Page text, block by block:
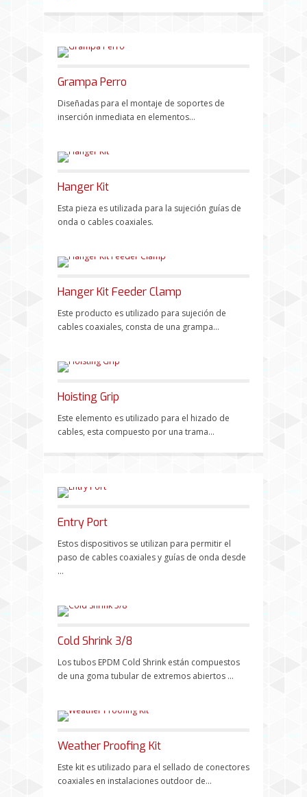
Grampa Perro
Diseñadas para el montaje de soportes de
inserción inmediata en elementos...
Hanger Kit
Esta pieza es utilizada para la sujeción guías de
onda o cables coaxiales.
Hanger Kit Feeder Clamp
Este producto es utilizado para sujeción de
cables coaxiales, consta de una grampa...
Hoisting Grip
Este elemento es utilizado para el hizado de
cables, esta compuesto por una trama...
Entry Port
Estos dispositivos se utilizan para permitir el
paso de cables coaxiales y guías de onda desde
...
Cold Shrink 3/8
Los tubos EPDM Cold Shrink están compuestos
de una goma tubular de extremos abiertos ...
Weather Proofing Kit
Este kit es utilizado para el sellado de conectores
coaxiales en instalaciones outdoor de...